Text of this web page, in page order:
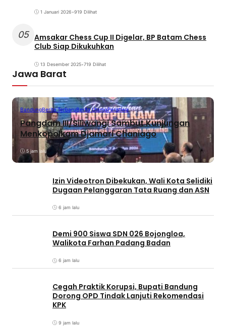
1 Januari 2026•919 Dilihat
05 Amsakar Chess Cup II Digelar, BP Batam Chess
Club Siap Dikukuhkan
13 Desember 2025•719 Dilihat
Jawa Barat
BandungBerita TerbaruBerita UtamaPeristiwa
Pangdam III/Siliwangi Sambut Kunjungan
Menkopolkam Djamari Chaniago
5 jam lalu
Izin Videotron Dibekukan, Wali Kota Selidiki
Dugaan Pelanggaran Tata Ruang dan ASN
6 jam lalu
Demi 900 Siswa SDN 026 Bojongloa,
Walikota Farhan Padang Badan
6 jam lalu
Cegah Praktik Korupsi, Bupati Bandung
Dorong OPD Tindak Lanjuti Rekomendasi
KPK
9 jam lalu